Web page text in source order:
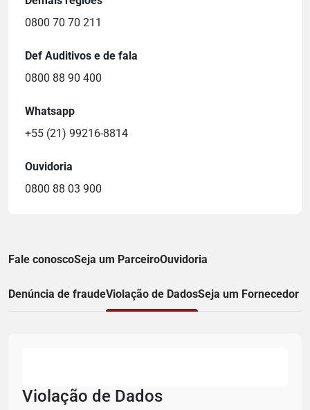
0800 70 70 211
Def Auditivos e de fala
0800 88 90 400
Whatsapp
+55 (21) 99216-8814
Ouvidoria
0800 88 03 900
Fale conoscoSeja um ParceiroOuvidoria
Denúncia de fraudeViolação de DadosSeja um Fornecedor
Violação de Dados